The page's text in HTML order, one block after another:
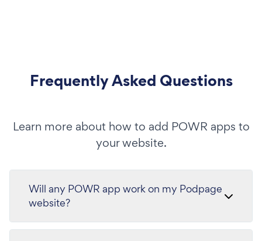
Frequently Asked Questions
Learn more about how to add POWR apps to
your website.
Will any POWR app work on my Podpage
website?